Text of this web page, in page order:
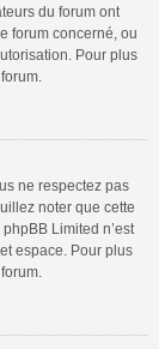
du forum ont
forum concerné, ou
Pour plus
ne respectez pas
noter que cette
Limited n’est
espace. Pour plus